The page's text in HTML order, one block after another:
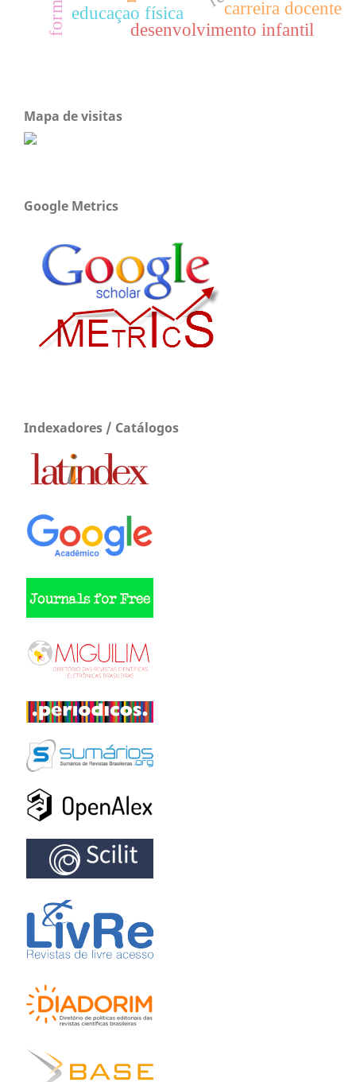
educaçao física carreira docente
desenvolvimento infantil
Mapa de visitas
Google Metrics
Indexadores / Catálogos